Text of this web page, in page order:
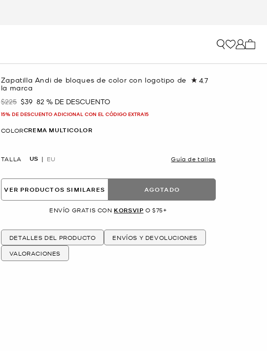
Zapatilla Andi de bloques de color con logotipo de
la marca
4.7
Era
$225 Ahora
$39 82 % DE DESCUENTO
15% DE DESCUENTO ADICIONAL CON EL CÓDIGO EXTRA15
COLORCREMA MULTICOLOR
TALLA US EU Guía de tallas
VER PRODUCTOS SIMILARES AGOTADO
ENVÍO GRATIS CON KORSVIP O $75+
DETALLES DEL PRODUCTO
ENVÍOS Y DEVOLUCIONES
VALORACIONES